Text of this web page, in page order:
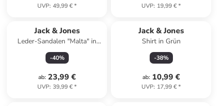
UVP: 49,99 €* UVP: 19,99 €*
Jack & Jones
Leder-Sandalen "Malta" in
Schwarz
-40%
ab: 23,99 €
UVP: 39,99 €*
Jack & Jones
Shirt in Grün
-38%
ab: 10,99 €
UVP: 17,99 €*